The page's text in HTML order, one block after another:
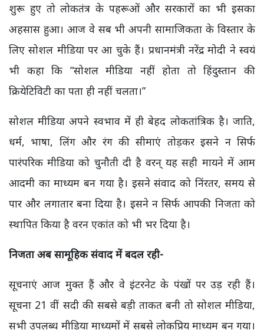
शुरू हुए तो लोकतंत्र के पहरूओं और सरकारों का भी इसका
अहसास हुआ। आज वे सब भी अपनी सामाजिकता के विस्तार के
लिए सोशल मीडिया पर आ चुके हैं। प्रधानमंत्री नरेंद्र मोदी ने स्वयं
भी कहा कि “सोशल मीडिया नहीं होता तो हिंदुस्तान की
क्रियेटिविटी का पता ही नहीं चलता।”
सोशल मीडिया अपने स्वभाव में ही बेहद लोकतांत्रिक है। जाति,
धर्म, भाषा, लिंग और रंग की सीमाएं तोड़कर इसने न सिर्फ
पारंपरिक मीडिया को चुनौती दी है वरन् यह सही मायने में आम
आदमी का माध्यम बन गया है। इसने संवाद को निंरतर, समय से
पार और लगातार बना दिया है। इसने न सिर्फ आपकी निजता को
स्थापित किया है वरन एकांत को भी भर दिया है।
निजता अब सामूहिक संवाद में बदल रही-
सूचनाएं आज मुक्त हैं और वे इंटरनेट के पंखों पर उड़ रही हैं।
सूचना 21 वीं सदी की सबसे बड़ी ताकत बनी तो सोशल मीडिया,
सभी उपलब्ध मीडिया माध्यमों में सबसे लोकप्रिय माध्यम बन गया।